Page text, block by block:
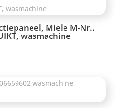
Miele M-Nr..
wasmachine